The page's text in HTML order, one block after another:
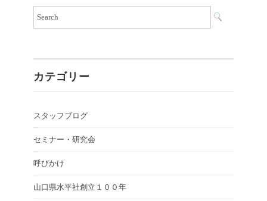
カテゴリー
スタッフブログ
セミナー・研究会
呼びかけ
山口県水平社創立１００年